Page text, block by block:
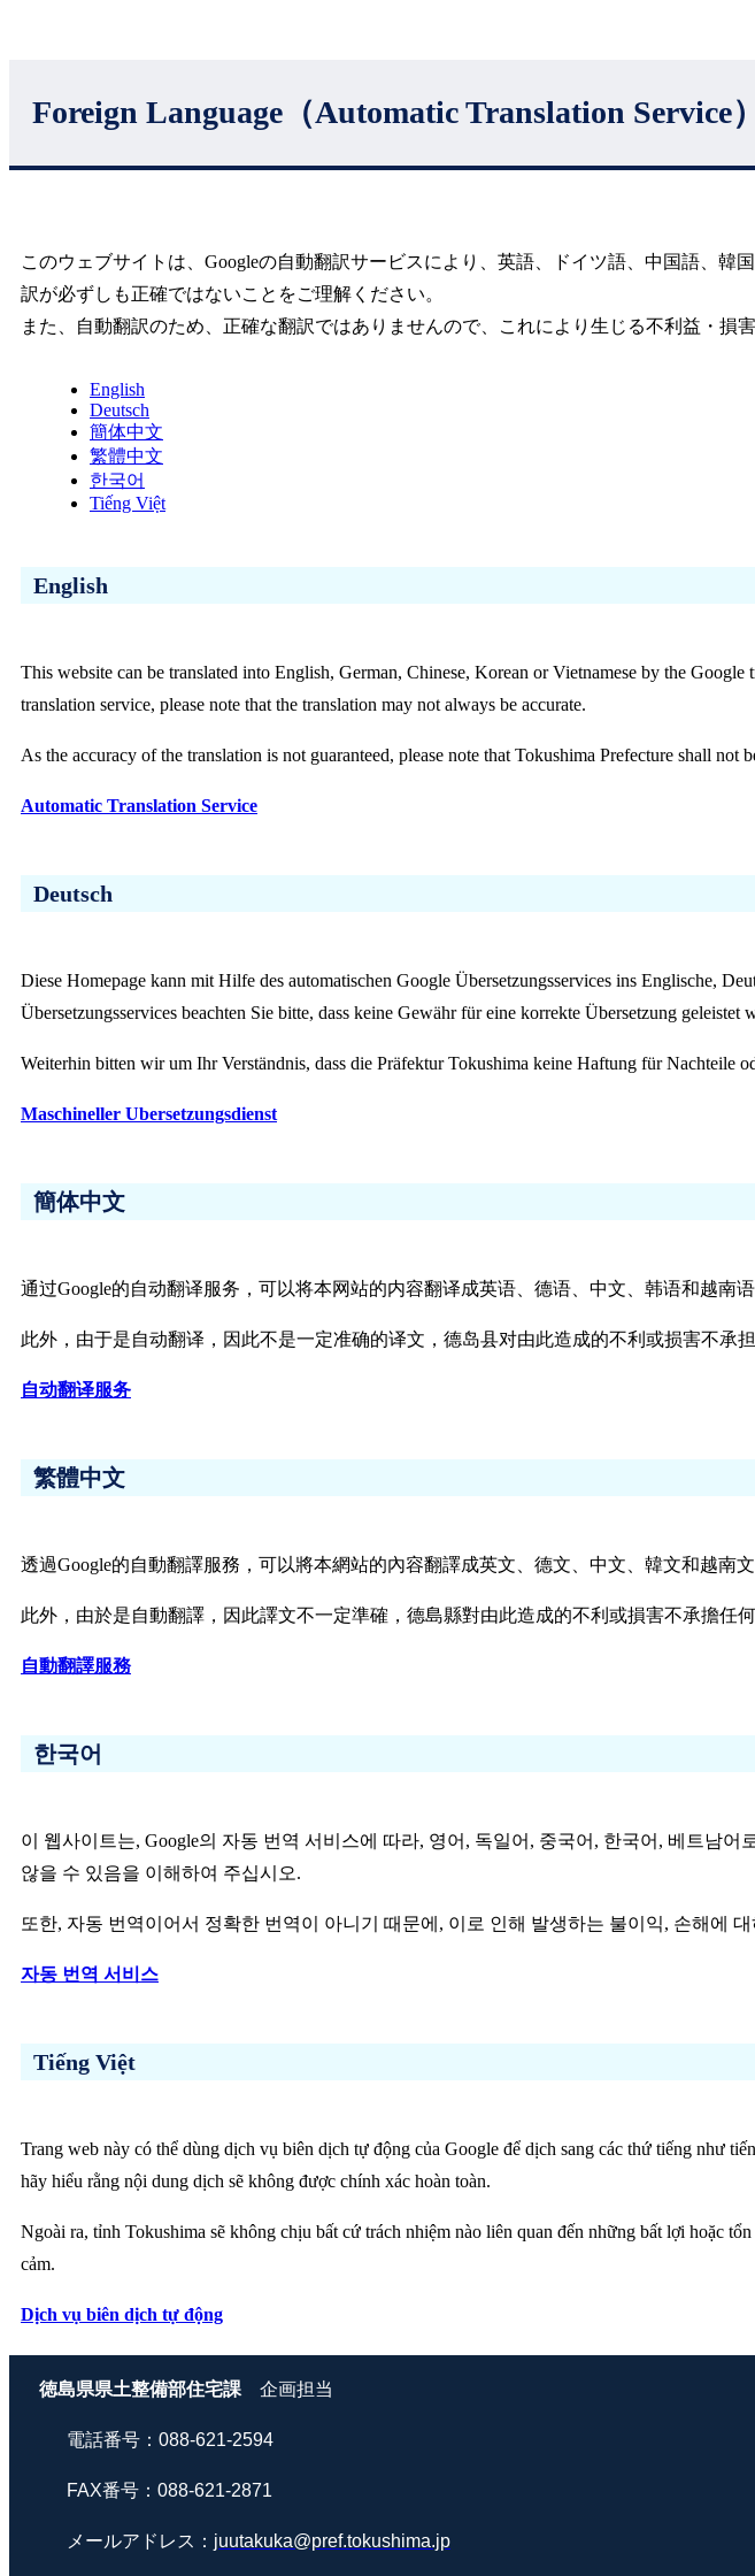
Foreign Language（Automatic Translation Service）
このウェブサイトは、Googleの自動翻訳サービスにより、英語、ドイツ語、中国語、
訳が必ずしも正確ではないことをご理解ください。
また、自動翻訳のため、正確な翻訳ではありませんので、これにより生じる不利益・
English
Deutsch
簡体中文
繁體中文
한국어
Tiếng Việt
English
This website can be translated into English, German, Chinese, Korean or Vietnamese by the
translation service, please note that the translation may not always be accurate.
As the accuracy of the translation is not guaranteed, please note that Tokushima Prefecture shall not
Automatic Translation Service
Deutsch
Diese Homepage kann mit Hilfe des automatischen Google Übersetzungsservices ins Englische,
Übersetzungsservices beachten Sie bitte, dass keine Gewähr für eine korrekte Übersetzung geleistet
Weiterhin bitten wir um Ihr Verständnis, dass die Präfektur Tokushima keine Haftung für Nachteile
Maschineller Ubersetzungsdienst
簡体中文
通过Google的自动翻译服务，可以将本网站的内容翻译成英语、德语、中文、韩语和越南
此外，由于是自动翻译，因此不是一定准确的译文，德岛县对由此造成的不利或损害不承
自动翻译服务
繁體中文
透過Google的自動翻譯服務，可以將本網站的內容翻譯成英文、德文、中文、韓文和越南
此外，由於是自動翻譯，因此譯文不一定準確，德島縣對由此造成的不利或損害不承擔任何
自動翻譯服務
한국어
이 웹사이트는, Google의 자동 번역 서비스에 따라, 영어, 독일어, 중국어, 한국어, 베트남
않을 수 있음을 이해하여 주십시오.
또한, 자동 번역이어서 정확한 번역이 아니기 때문에, 이로 인해 발생하는 불이익, 손해에
자동 번역 서비스
Tiếng Việt
Trang web này có thể dùng dịch vụ biên dịch tự động của Google để dịch sang các thứ tiếng như
hãy hiểu rằng nội dung dịch sẽ không được chính xác hoàn toàn.
Ngoài ra, tỉnh Tokushima sẽ không chịu bất cứ trách nhiệm nào liên quan đến những bất lợi hoặc
cảm.
Dịch vụ biên dịch tự động
徳島県県土整備部住宅課 企画担当
電話番号：088-621-2594
FAX番号：088-621-2871
メールアドレス： juutakuka@pref.tokushima.jp